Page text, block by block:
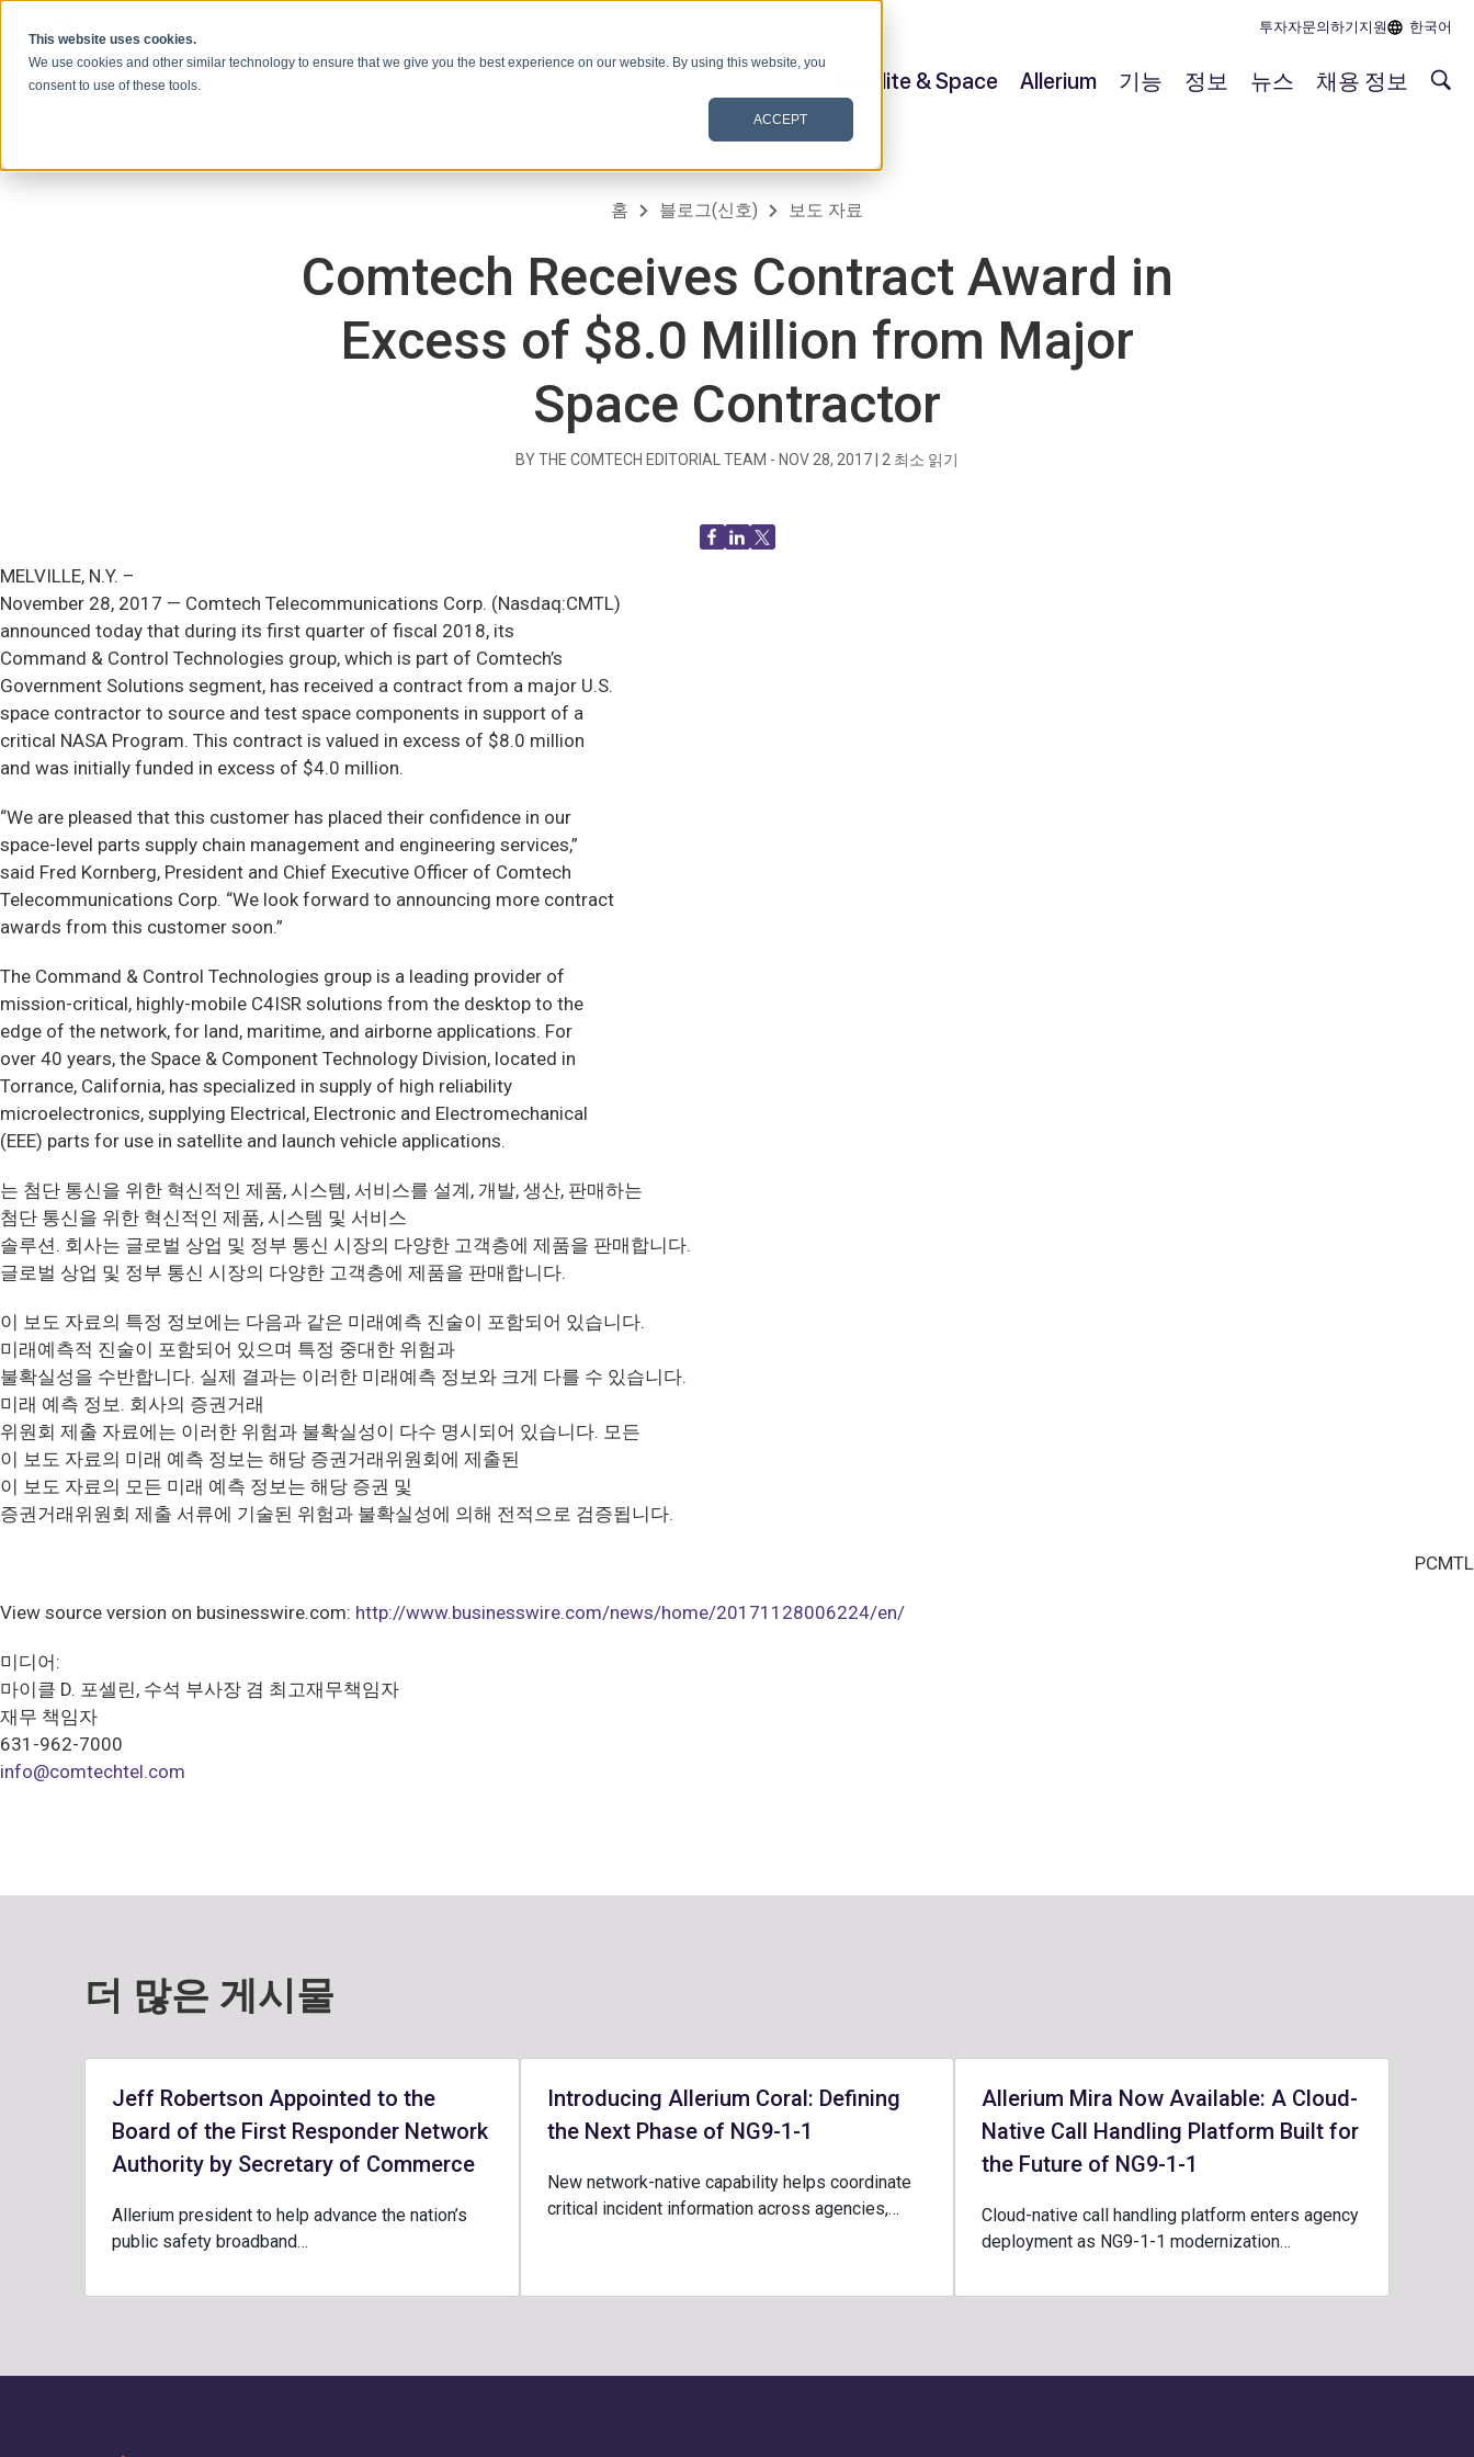
This website uses cookies.
We use cookies and other similar technology to ensure that we give you the best experience on our website. By using this website, you
consent to use of these tools.
ACCEPT
투자자문의하기 지원 한국어
Satellite & Space Allerium 기능 정보 뉴스 채용 정보
홈 블로그(신호) 보도 자료
Comtech Receives Contract Award in
Excess of $8.0 Million from Major
Space Contractor
BY THE COMTECH EDITORIAL TEAM - NOV 28, 2017 2 최소 읽기
MELVILLE, N.Y. –
November 28, 2017 — Comtech Telecommunications Corp. (Nasdaq:CMTL)
announced today that during its first quarter of fiscal 2018, its
Command & Control Technologies group, which is part of Comtech’s
Government Solutions segment, has received a contract from a major U.S.
space contractor to source and test space components in support of a
critical NASA Program. This contract is valued in excess of $8.0 million
and was initially funded in excess of $4.0 million.
“We are pleased that this customer has placed their confidence in our
space-level parts supply chain management and engineering services,”
said Fred Kornberg, President and Chief Executive Officer of Comtech
Telecommunications Corp. “We look forward to announcing more contract
awards from this customer soon.”
The Command & Control Technologies group is a leading provider of
mission-critical, highly-mobile C4ISR solutions from the desktop to the
edge of the network, for land, maritime, and airborne applications. For
over 40 years, the Space & Component Technology Division, located in
Torrance, California, has specialized in supply of high reliability
microelectronics, supplying Electrical, Electronic and Electromechanical
(EEE) parts for use in satellite and launch vehicle applications.
는 첨단 통신을 위한 혁신적인 제품, 시스템, 서비스를 설계, 개발, 생산, 판매하는
첨단 통신을 위한 혁신적인 제품, 시스템 및 서비스
솔루션. 회사는 글로벌 상업 및 정부 통신 시장의 다양한 고객층에 제품을 판매합니다.
글로벌 상업 및 정부 통신 시장의 다양한 고객층에 제품을 판매합니다.
이 보도 자료의 특정 정보에는 다음과 같은 미래예측 진술이 포함되어 있습니다.
미래예측적 진술이 포함되어 있으며 특정 중대한 위험과
불확실성을 수반합니다. 실제 결과는 이러한 미래예측 정보와 크게 다를 수 있습니다.
미래 예측 정보. 회사의 증권거래
위원회 제출 자료에는 이러한 위험과 불확실성이 다수 명시되어 있습니다. 모든
이 보도 자료의 미래 예측 정보는 해당 증권거래위원회에 제출된
이 보도 자료의 모든 미래 예측 정보는 해당 증권 및
증권거래위원회 제출 서류에 기술된 위험과 불확실성에 의해 전적으로 검증됩니다.
PCMTL
View source version on businesswire.com: http://www.businesswire.com/news/home/20171128006224/en/
미디어:
마이클 D. 포셀린, 수석 부사장 겸 최고재무책임자
재무 책임자
631-962-7000
info@comtechtel.com
더 많은 게시물
Jeff Robertson Appointed to the
Board of the First Responder Network
Authority by Secretary of Commerce
Allerium president to help advance the nation’s
public safety broadband…
Introducing Allerium Coral: Defining
the Next Phase of NG9-1-1
New network-native capability helps coordinate
critical incident information across agencies,…
Allerium Mira Now Available: A Cloud-
Native Call Handling Platform Built for
the Future of NG9-1-1
Cloud-native call handling platform enters agency
deployment as NG9-1-1 modernization…